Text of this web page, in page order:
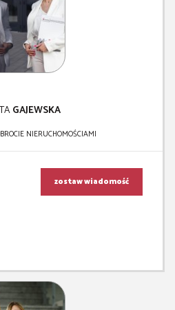
GAJEWSKA
NIERUCHOMOŚCIAMI
zostaw wiadomość